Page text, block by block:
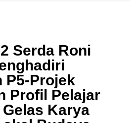
Serda Roni
P5-Projek
Profil Pelajar
Karya